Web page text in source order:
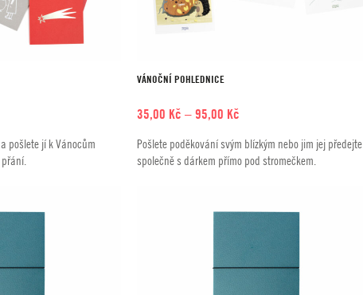
Kč
pošlete jí k Vánocům
VÁNOČNÍ POHLEDNICE
35,00 Kč –95,00 KčRozpětí
35,00 Kč
až
Pošlete poděkování svým blízkým nebo jim jej předejte
společně s dárkem přímo pod stromečkem.